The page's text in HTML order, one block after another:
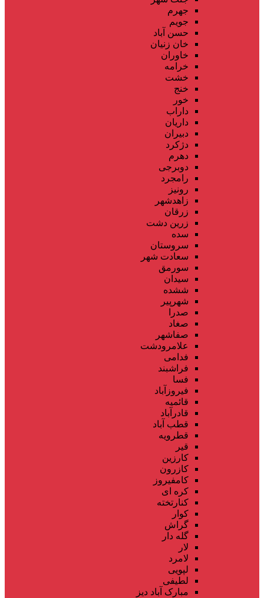
جهرم
جویم
حسن آباد
خان زنیان
خاوران
خرامه
خشت
خنج
خور
داراب
داریان
دبیران
دژکرد
دهرم
دوبرجی
رامجرد
رونیز
زاهدشهر
زرقان
زرین دشت
سده
سروستان
سعادت شهر
سورمق
سیدان
ششده
شهرپیر
صدرا
صغاد
صفاشهر
علامرودشت
فدامی
فراشبند
فسا
فیروزآباد
قائمیه
قادرآباد
قطب آباد
قطرویه
قیر
کارزین
کازرون
کامفیروز
کره ای
کنارتخته
کوار
گراش
گله دار
لار
لامرد
لپویی
لطیفی
مبارک آباد دیز